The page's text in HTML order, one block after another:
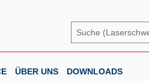
ÜBER UNS DOWNLOADS